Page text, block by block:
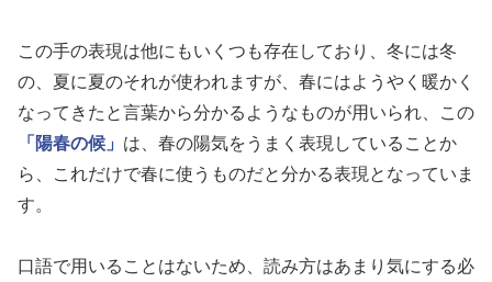
この手の表現は他にもいくつも存在しており、冬には冬
の、夏に夏のそれが使われますが、春にはようやく暖かく
なってきたと言葉から分かるようなものが用いられ、この
「陽春の候」 は、春の陽気をうまく表現していることか
ら、これだけで春に使うものだと分かる表現となっていま
す。
口語で用いることはないため、読み方はあまり気にする必